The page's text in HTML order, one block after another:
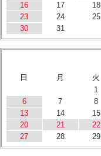
16
17 18
23
24 25
30
31
日
月 火
1
6
7 8
13
14 15
20
21 22
27
28 29